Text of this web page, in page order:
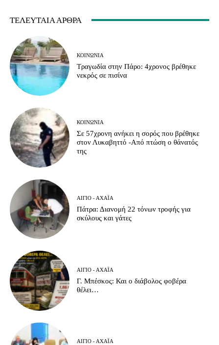
ΤΕΛΕΥΤΑΊΑ ΆΡΘΡΑ
ΚΟΙΝΩΝΊΑ
Τραγωδία στην Πάρο: 4χρονος βρέθηκε
νεκρός σε πισίνα
ΚΟΙΝΩΝΊΑ
Σε 57χρονη ανήκει η σορός που βρέθηκε
στον Λυκαβηττό -Από πτώση ο θάνατός
της
ΑΊΓΙΟ - ΑΧΑΪ́Α
Πάτρα: Διανομή 22 τόνων τροφής για
σκύλους και γάτες
ΑΊΓΙΟ - ΑΧΑΪ́Α
Γ. Μπέσκος: Και ο διάβολος φοβέρα
θέλει…
ΑΊΓΙΟ - ΑΧΑΪ́Α